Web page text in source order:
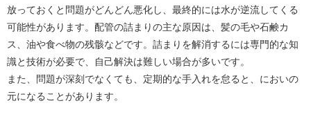
放っておくと問題がどんどん悪化し、最終的には水が逆流してくる
可能性があります。配管の詰まりの主な原因は、髪の毛や石鹸カ
ス、油や食べ物の残骸などです。詰まりを解消するには専門的な知
識と技術が必要で、自己解決は難しい場合が多いです。
また、問題が深刻でなくても、定期的な手入れを怠ると、においの
元になることがあります。